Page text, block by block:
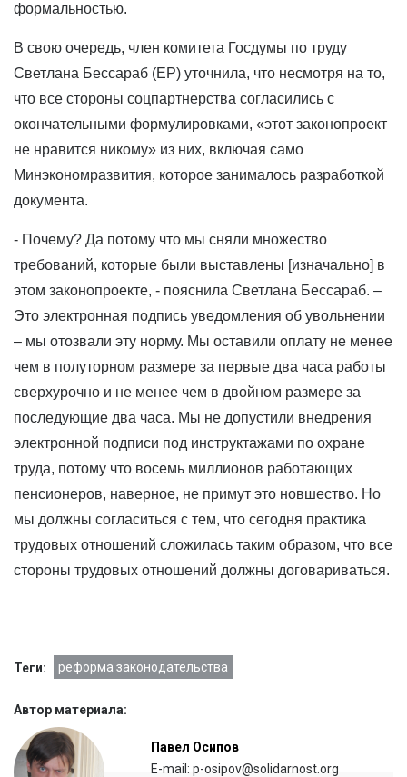
формальностью.
В свою очередь, член комитета Госдумы по труду
Светлана Бессараб (ЕР) уточнила, что несмотря на то,
что все стороны соцпартнерства согласились с
окончательными формулировками, «этот законопроект
не нравится никому» из них, включая само
Минэкономразвития, которое занималось разработкой
документа.
- Почему? Да потому что мы сняли множество
требований, которые были выставлены [изначально] в
этом законопроекте, - пояснила Светлана Бессараб. –
Это электронная подпись уведомления об увольнении
– мы отозвали эту норму. Мы оставили оплату не менее
чем в полуторном размере за первые два часа работы
сверхурочно и не менее чем в двойном размере за
последующие два часа. Мы не допустили внедрения
электронной подписи под инструктажами по охране
труда, потому что восемь миллионов работающих
пенсионеров, наверное, не примут это новшество. Но
мы должны согласиться с тем, что сегодня практика
трудовых отношений сложилась таким образом, что все
стороны трудовых отношений должны договариваться.
Теги: реформа законодательства
Автор материала:
Павел Осипов
E-mail: p-osipov@solidarnost.org